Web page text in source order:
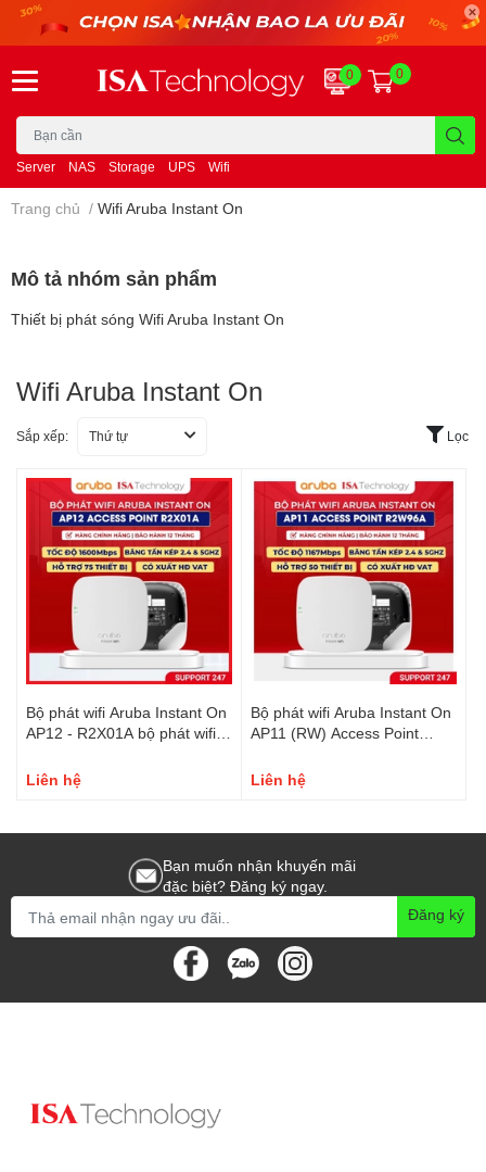
Server NAS Storage UPS Wifi
0 0
Trang chủ / Wifi Aruba Instant On
Mô tả nhóm sản phẩm
Thiết bị phát sóng Wifi Aruba Instant On
Wifi Aruba Instant On
Sắp xếp: Thứ tự Lọc
Bộ phát wifi Aruba Instant On
AP12 - R2X01A bộ phát wifi
độ 1600Mbsp chịu tải 75 user
Liên hệ
Bộ phát wifi Aruba Instant On
AP11 (RW) Access Point
AC 1167Mbps
Liên hệ
Bạn muốn nhận khuyến mãi
đặc biệt? Đăng ký ngay.
Đăng ký